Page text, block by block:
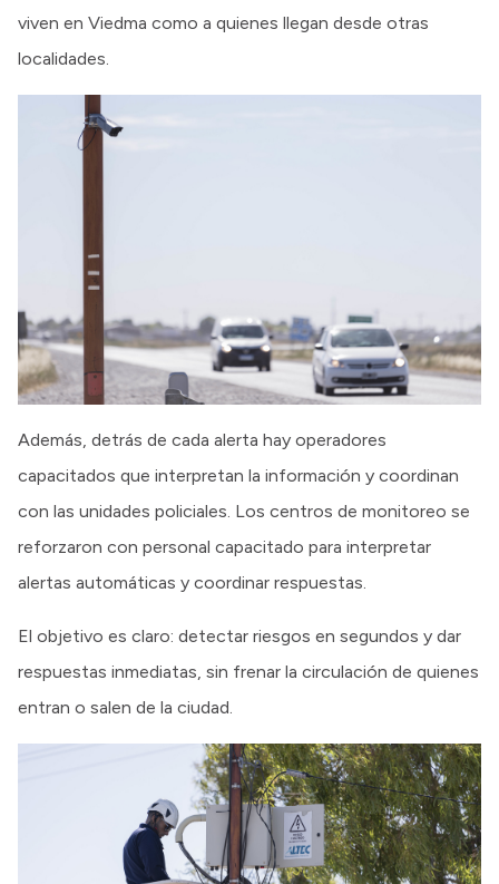
viven en Viedma como a quienes llegan desde otras
localidades.
Además, detrás de cada alerta hay operadores
capacitados que interpretan la información y coordinan
con las unidades policiales. Los centros de monitoreo se
reforzaron con personal capacitado para interpretar
alertas automáticas y coordinar respuestas.
El objetivo es claro: detectar riesgos en segundos y dar
respuestas inmediatas, sin frenar la circulación de quienes
entran o salen de la ciudad.